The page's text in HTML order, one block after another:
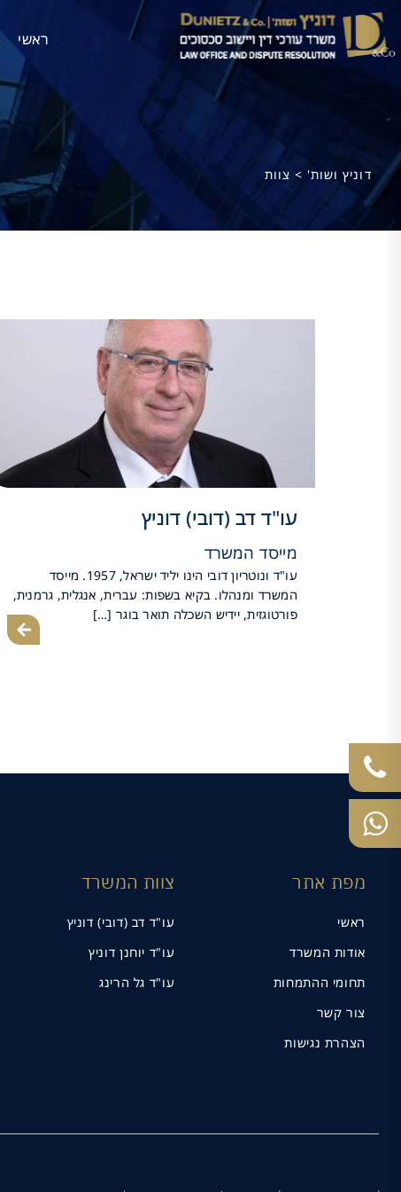
ראשי
דוניץ ושות' > צוות
עו"ד דב (דובי) דוניץ
מייסד המשרד
עו"ד ונוטריון דובי הינו יליד ישראל, 1957. מייסד
המשרד ומנהלו. בקיא בשפות: עברית, אנגלית, גרמנית,
פורטוגזית, יידיש השכלה תואר בוגר […]
מפת אתר
ראשי
אודות המשרד
תחומי ההתמחות
צור קשר
הצהרת נגישות
צוות המשרד
עו"ד דב (דובי) דוניץ
עו"ד יוחנן דוניץ
עו"ד גל הרינג